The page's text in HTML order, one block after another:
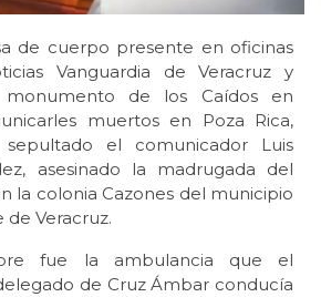
de cuerpo presente en oficinas
Vanguardia de Veracruz y
de los Caídos en
muertos en Poza Rica,
el comunicador Luis
asesinado la madrugada del
la colonia Cazones del municipio
Veracruz.
fue la ambulancia que el
de Cruz Ámbar conducía